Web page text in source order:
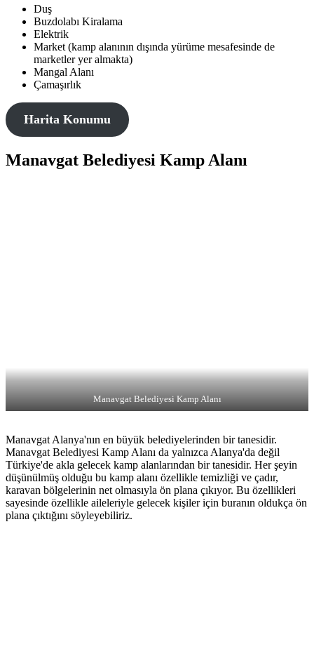
Duş
Buzdolabı Kiralama
Elektrik
Market (kamp alanının dışında yürüme mesafesinde de
marketler yer almakta)
Mangal Alanı
Çamaşırlık
Harita Konumu
Manavgat Belediyesi Kamp Alanı
Manavgat Belediyesi Kamp Alanı
Manavgat Alanya'nın en büyük belediyelerinden bir tanesidir.
Manavgat Belediyesi Kamp Alanı da yalnızca Alanya'da değil
Türkiye'de akla gelecek kamp alanlarından bir tanesidir. Her şeyin
düşünülmüş olduğu bu kamp alanı özellikle temizliği ve çadır,
karavan bölgelerinin net olmasıyla ön plana çıkıyor. Bu özellikleri
sayesinde özellikle aileleriyle gelecek kişiler için buranın oldukça ön
plana çıktığını söyleyebiliriz.